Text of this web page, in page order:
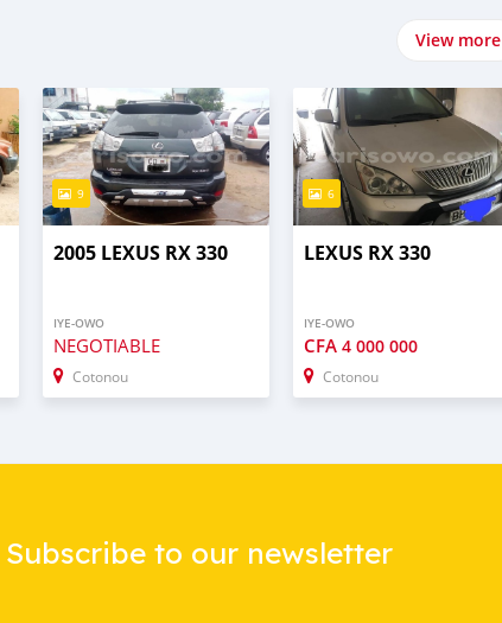
View more
9
2005 LEXUS RX 330
IYE-OWO
NEGOTIABLE
Cotonou
6
LEXUS RX 330
IYE-OWO
CFA 4 000 000
Cotonou
Subscribe to our newsletter